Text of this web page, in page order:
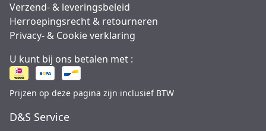
Verzend- & leveringsbeleid
Herroepingsrecht & retourneren
Privacy- & Cookie verklaring
U kunt bij ons betalen met :
Prijzen op deze pagina zijn inclusief BTW
D&S Service